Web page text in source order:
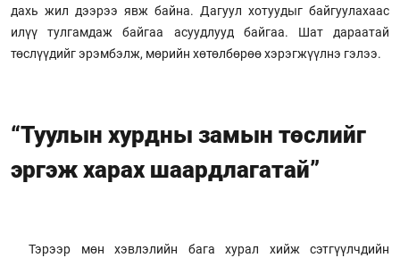
дахь жил дээрээ явж байна. Дагуул хотуудыг байгуулахаас
илүү тулгамдаж байгаа асуудлууд байгаа. Шат дараатай
төслүүдийг эрэмбэлж, мөрийн хөтөлбөрөө хэрэгжүүлнэ гэлээ.
“Туулын хурдны замын төслийг
эргэж харах шаардлагатай”
Тэрээр мөн хэвлэлийн бага хурал хийж сэтгүүлчдийн